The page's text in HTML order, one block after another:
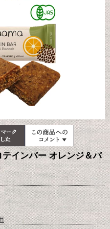
インバー オレンジ＆バ